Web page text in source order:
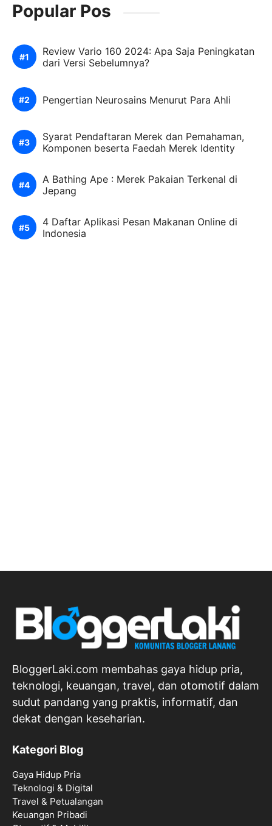
Popular Pos
Review Vario 160 2024: Apa Saja Peningkatan
dari Versi Sebelumnya?
Pengertian Neurosains Menurut Para Ahli
Syarat Pendaftaran Merek dan Pemahaman,
Komponen beserta Faedah Merek Identity
A Bathing Ape : Merek Pakaian Terkenal di
Jepang
4 Daftar Aplikasi Pesan Makanan Online di
Indonesia
BloggerLaki.com membahas gaya hidup pria,
teknologi, keuangan, travel, dan otomotif dalam
sudut pandang yang praktis, informatif, dan
dekat dengan keseharian.
Kategori Blog
Gaya Hidup Pria
Teknologi & Digital
Travel & Petualangan
Keuangan Pribadi